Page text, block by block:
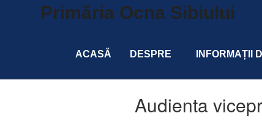
Primăria Ocna Sibiului
ACASĂ DESPRE INFORMAȚII
Audienta